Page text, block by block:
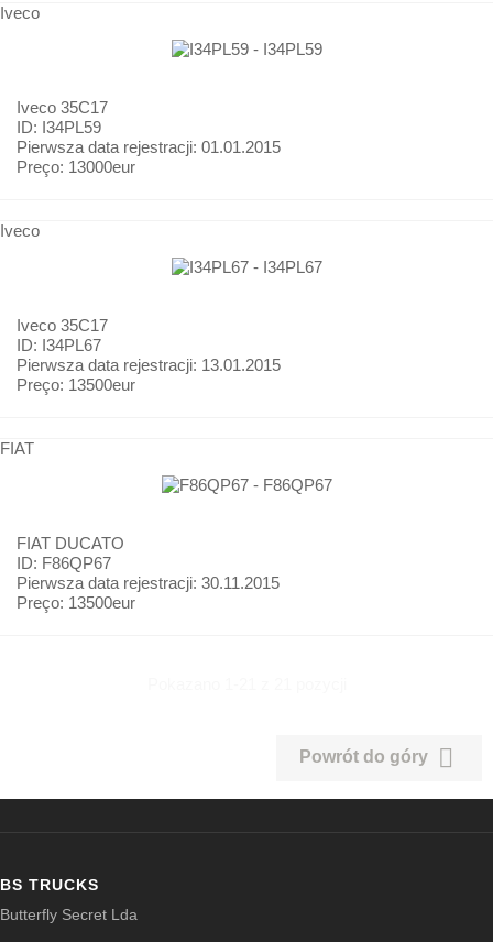
Iveco
Iveco 35C17
ID: I34PL59
Pierwsza data rejestracji: 01.01.2015
Preço: 13000eur
Iveco
Iveco 35C17
ID: I34PL67
Pierwsza data rejestracji: 13.01.2015
Preço: 13500eur
FIAT
FIAT DUCATO
ID: F86QP67
Pierwsza data rejestracji: 30.11.2015
Preço: 13500eur
Powrót do góry 
BS TRUCKS
Butterfly Secret Lda